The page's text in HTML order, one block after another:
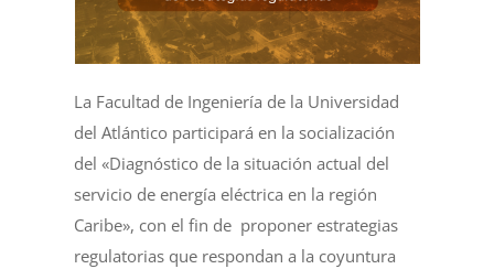
La Facultad de Ingeniería de la Universidad
del Atlántico participará en la socialización
del «Diagnóstico de la situación actual del
servicio de energía eléctrica en la región
Caribe», con el fin de proponer estrategias
regulatorias que respondan a la coyuntura